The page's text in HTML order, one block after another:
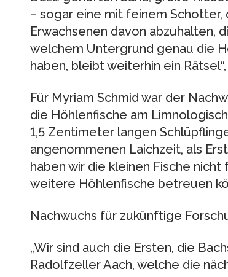
– sogar eine mit feinem
Erwachsenen davon abzuhalten,
welchem Untergrund genau die
haben, bleibt weiterhin ein
Für Myriam Schmid war der
die Höhlenfische am
1,5 Zentimeter langen
angenommenen Laichzeit, als
haben wir die kleinen Fische
weitere Höhlenfische betreuen
Nachwuchs für zukünftige
„Wir sind auch die Ersten, die
Radolfzeller Aach, welche die